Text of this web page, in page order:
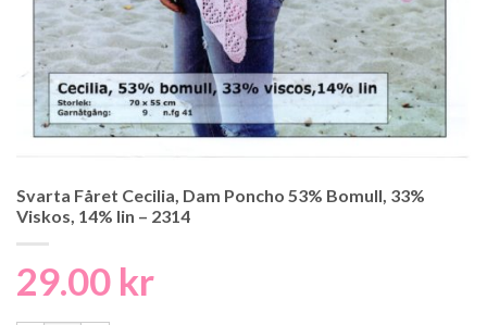
Svarta Fåret Cecilia, Dam Poncho 53% Bomull, 33%
Viskos, 14% lin – 2314
29.00 kr